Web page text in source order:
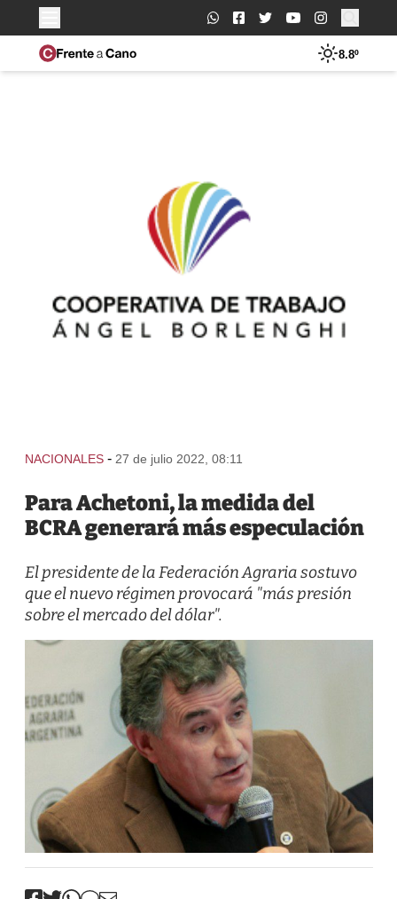
Buscar:
8.8º
NACIONALES - 27 de julio 2022, 08:11
Para Achetoni, la medida del
BCRA generará más especulación
El presidente de la Federación Agraria sostuvo
que el nuevo régimen provocará "más presión
sobre el mercado del dólar".